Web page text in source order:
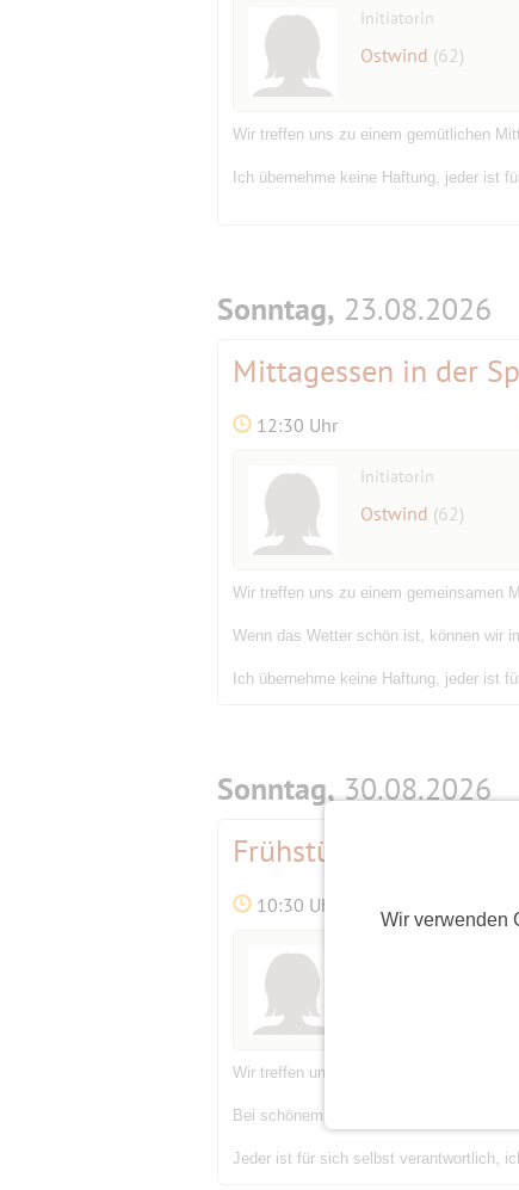
Wir verwenden
Initiatorin
Ostwind (62)
Wir treffen uns zu einem gemütlichen
Ich übernehme keine Haftung, jeder ist
Sonntag, 23.08.2026
Mittagessen in der
12:30 Uhr
Initiatorin
Ostwind (62)
Wir treffen uns zu einem gemeinsamen
Wenn das Wetter schön ist, können wir
Ich übernehme keine Haftung, jeder ist
Sonntag,30.08.2026
Frühstück im Laimers
10:30 Uhr
Wir treffen uns zu einem gemütlichen
Bei schönem Wetter können wir draußen
Jeder ist für sich selbst verantwortlich,